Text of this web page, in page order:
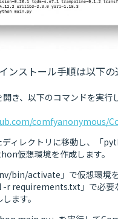
ンストール手順は以下の
き、以下のコマンドを実行
comfyanonymous/
ディレクトリに移動し、「
仮想環境を作成します。
bin/activate」で仮想環境を
-r requirements.txt」で必要
ます。